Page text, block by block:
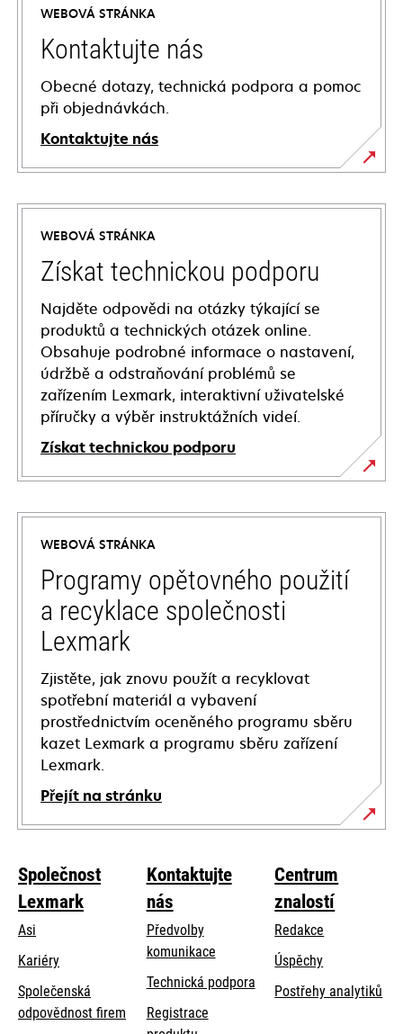
WEBOVÁ STRÁNKA
Kontaktujte nás
Obecné dotazy, technická podpora a pomoc
při objednávkách.
Kontaktujte nás
WEBOVÁ STRÁNKA
Získat technickou podporu
Najděte odpovědi na otázky týkající se
produktů a technických otázek online.
Obsahuje podrobné informace o nastavení,
údržbě a odstraňování problémů se
zařízením Lexmark, interaktivní uživatelské
příručky a výběr instruktážních videí.
Získat technickou podporu
opens
in
new
tab
WEBOVÁ STRÁNKA
Programy opětovného použití
a recyklace společnosti
Lexmark
Zjistěte, jak znovu použít a recyklovat
spotřební materiál a vybavení
prostřednictvím oceněného programu sběru
kazet Lexmark a programu sběru zařízení
Lexmark.
Přejít na stránku
Společnost
Lexmark
Asi
Kariéry
Společenská
odpovědnost firem opens
Kontaktujte
nás
Předvolby
komunikace
Technická podporaopens
Registrace
Centrum
znalostí
Redakce
Úspěchy
Postřehy analytiků